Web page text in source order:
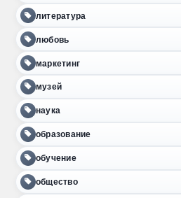
литература
любовь
маркетинг
музей
наука
образование
обучение
общество